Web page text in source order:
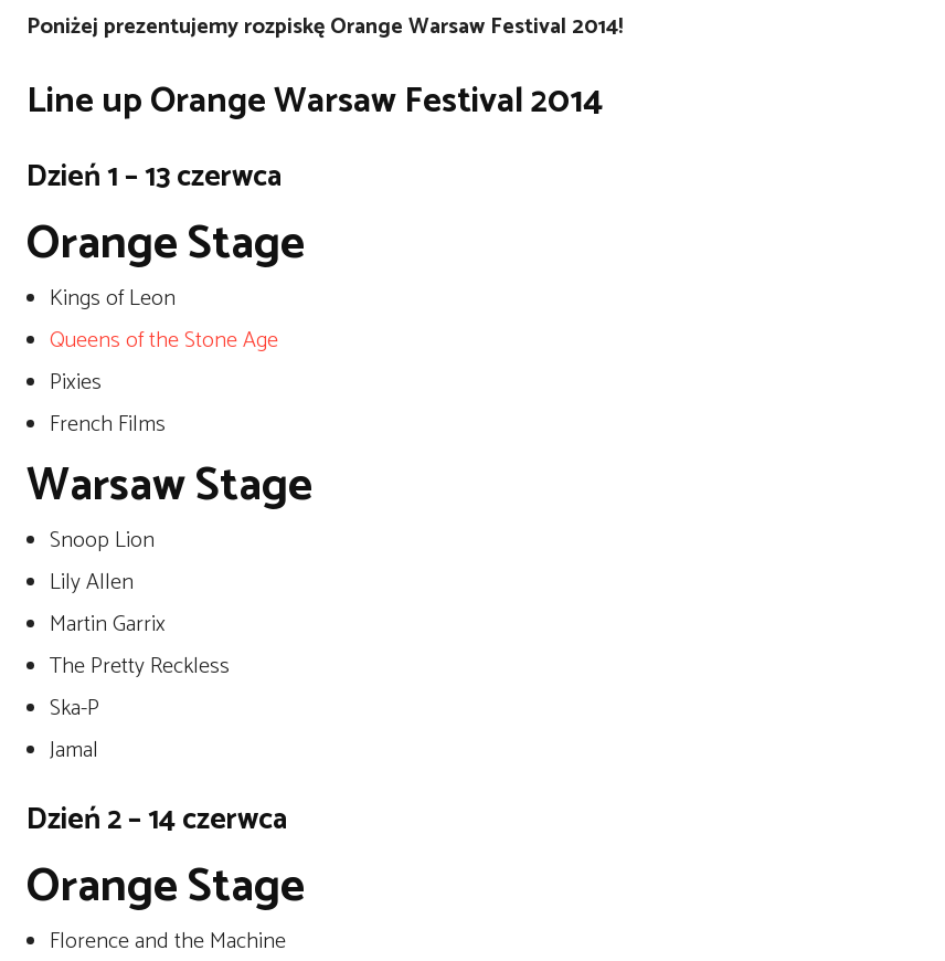
Poniżej prezentujemy rozpiskę Orange Warsaw Festival 2014!
Line up Orange Warsaw Festival 2014
Dzień 1 – 13 czerwca
Orange Stage
Kings of Leon
Queens of the Stone Age
Pixies
French Films
Warsaw Stage
Snoop Lion
Lily Allen
Martin Garrix
The Pretty Reckless
Ska-P
Jamal
Dzień 2 – 14 czerwca
Orange Stage
Florence and the Machine